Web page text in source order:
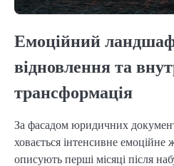
Емоційний
відновлення та
трансформація
За фасадом юридичних
ховається інтенсивне емоційне
описують перші місяці після